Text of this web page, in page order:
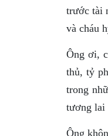
trước tài
và cháu
Ông ơi,
thủ, tỷ
trong
tương lai
Ông